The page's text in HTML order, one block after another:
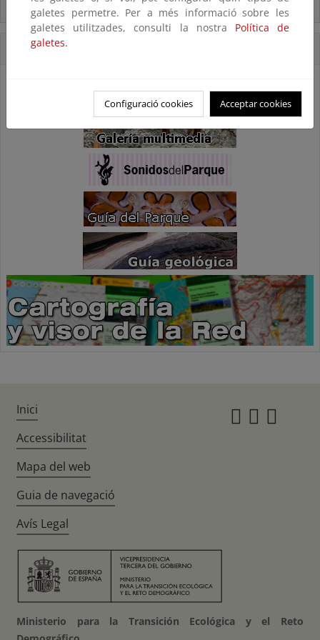
Usos compatibles
Accesos Directos
galetes permetre. Per a més informació sobre les
galetes utilitzades, consulti la nostra Política de
galetes.
Configuració cookies Acceptar cookies
Inici
Accessibilitat
Mapa del web
Guia de navegació
Avís Legal
Ministerio para la Transición Ecológica y el Reto